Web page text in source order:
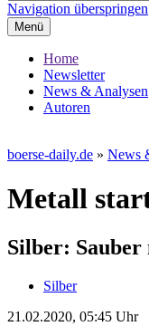
Navigation überspringen
Menü
Home
Newsletter
News & Analysen
Autoren
boerse-daily.de » News
Metall
Silber: Sauber
Silber
21.02.2020, 05:45 Uhr